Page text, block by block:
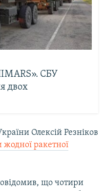
СБУ
двох
Олексій Резніков
ракетної
що чотири